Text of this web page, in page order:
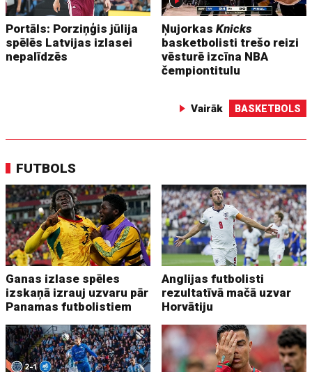
Portāls: Porziņģis jūlija
spēlēs Latvijas izlasei
nepalīdzēs
ŅujorkasKnicks
basketbolisti trešo reizi
vēsturē izcīna NBA
čempiontitulu
Vairāk BASKETBOLS
FUTBOLS
Ganas izlase spēles
izskaņā izrauj uzvaru pār
Panamas futbolistiem
Anglijas futbolisti
rezultatīvā mačā uzvar
Horvātiju